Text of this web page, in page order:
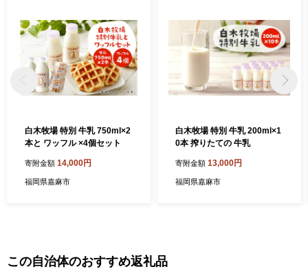
白木牧場 特別 牛乳 750ml×2
本と ワッフル ×4個セット
寄附金額 14,000円
福岡県嘉麻市
白木牧場 特別 牛乳 200ml×1
0本 搾りたての 牛乳
寄附金額 13,000円
福岡県嘉麻市
この自治体のおすすめ返礼品